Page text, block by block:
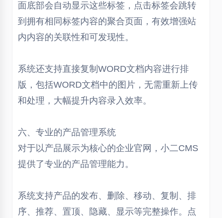
面底部会自动显示这些标签，点击标签会跳转
到拥有相同标签内容的聚合页面，有效增强站
内内容的关联性和可发现性。
系统还支持直接复制WORD文档内容进行排
版，包括WORD文档中的图片，无需重新上传
和处理，大幅提升内容录入效率。
六、专业的产品管理系统
对于以产品展示为核心的企业官网，小二CMS
提供了专业的产品管理能力。
系统支持产品的发布、删除、移动、复制、排
序、推荐、置顶、隐藏、显示等完整操作。点